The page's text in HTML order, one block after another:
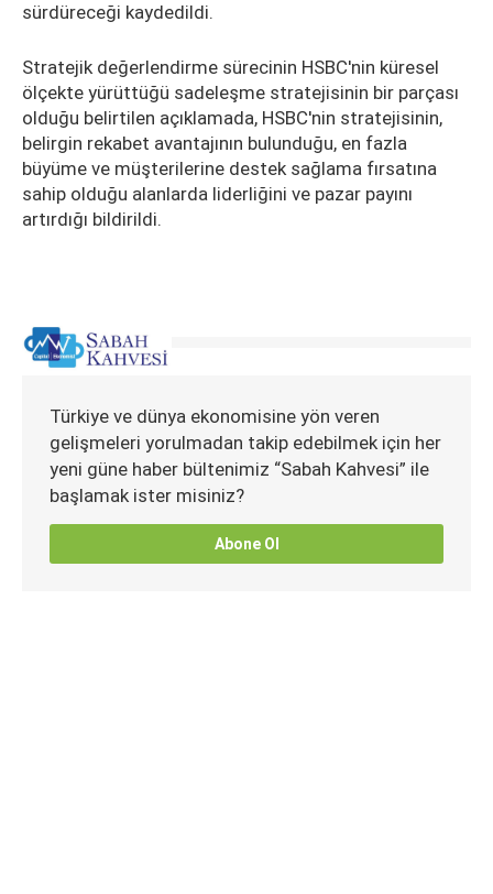
sürdüreceği kaydedildi.
Stratejik değerlendirme sürecinin HSBC'nin küresel
ölçekte yürüttüğü sadeleşme stratejisinin bir parçası
olduğu belirtilen açıklamada, HSBC'nin stratejisinin,
belirgin rekabet avantajının bulunduğu, en fazla
büyüme ve müşterilerine destek sağlama fırsatına
sahip olduğu alanlarda liderliğini ve pazar payını
artırdığı bildirildi.
Türkiye ve dünya ekonomisine yön veren
gelişmeleri yorulmadan takip edebilmek için her
yeni güne haber bültenimiz “Sabah Kahvesi” ile
başlamak ister misiniz?
Abone Ol